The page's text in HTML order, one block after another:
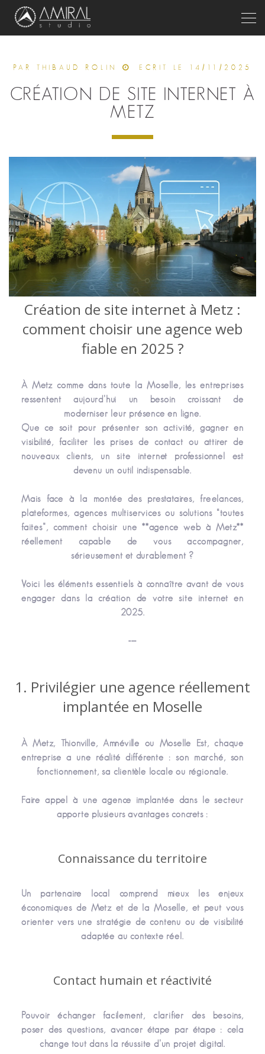
PAR THIBAUD ROLIN ECRIT LE 14/11/2025
CRÉATION DE SITE INTERNET À
METZ
Création de site internet à Metz :
comment choisir une agence web
fiable en 2025 ?
À Metz comme dans toute la Moselle, les entreprises
ressentent aujourd’hui un besoin croissant de
moderniser leur présence en ligne.
Que ce soit pour présenter son activité, gagner en
visibilité, faciliter les prises de contact ou attirer de
nouveaux clients, un site internet professionnel est
devenu un outil indispensable.
Mais face à la montée des prestataires, freelances,
plateformes, agences multiservices ou solutions “toutes
faites”, comment choisir une **agence web à Metz**
réellement capable de vous accompagner,
sérieusement et durablement ?
Voici les éléments essentiels à connaître avant de vous
engager dans la création de votre site internet en
2025.
---
1. Privilégier une agence réellement
implantée en Moselle
À Metz, Thionville, Amnéville ou Moselle Est, chaque
entreprise a une réalité différente : son marché, son
fonctionnement, sa clientèle locale ou régionale.
Faire appel à une agence implantée dans le secteur
apporte plusieurs avantages concrets :
Connaissance du territoire
Un partenaire local comprend mieux les enjeux
économiques de Metz et de la Moselle, et peut vous
orienter vers une stratégie de contenu ou de visibilité
adaptée au contexte réel.
Contact humain et réactivité
Pouvoir échanger facilement, clarifier des besoins,
poser des questions, avancer étape par étape : cela
change tout dans la réussite d’un projet digital.